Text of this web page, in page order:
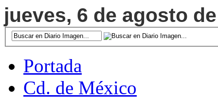
jueves, 6 de agosto
Portada
Cd. de México